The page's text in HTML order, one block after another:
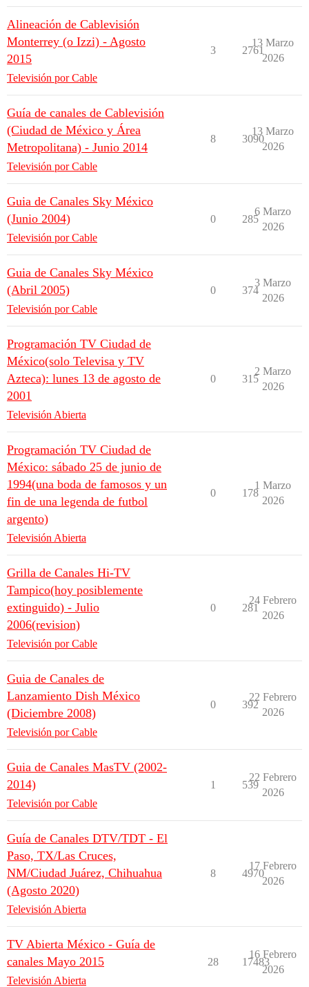
Alineación de Cablevisión
Monterrey (o Izzi) - Agosto
2015
Televisión por Cable
3 2761
13 Marzo
2026
Guía de canales de Cablevisión
(Ciudad de México y Área
Metropolitana) - Junio 2014
Televisión por Cable
8 3090
13 Marzo
2026
Guia de Canales Sky México
(Junio 2004)
Televisión por Cable
0 285
6 Marzo
2026
Guia de Canales Sky México
(Abril 2005)
Televisión por Cable
0 374
3 Marzo
2026
Programación TV Ciudad de
México(solo Televisa y TV
Azteca): lunes 13 de agosto de
2001
Televisión Abierta
0 315
2 Marzo
2026
Programación TV Ciudad de
México: sábado 25 de junio de
1994(una boda de famosos y un
fin de una legenda de futbol
argento)
Televisión Abierta
0 178
1 Marzo
2026
Grilla de Canales Hi-TV
Tampico(hoy posiblemente
extinguido) - Julio
2006(revision)
Televisión por Cable
0 281
24 Febrero
2026
Guia de Canales de
Lanzamiento Dish México
(Diciembre 2008)
Televisión por Cable
0 392
22 Febrero
2026
Guia de Canales MasTV (2002-
2014)
Televisión por Cable
1 539
22 Febrero
2026
Guía de Canales DTV/TDT - El
Paso, TX/Las Cruces,
NM/Ciudad Juárez, Chihuahua
(Agosto 2020)
Televisión Abierta
8 4970
17 Febrero
2026
TV Abierta México - Guía de
canales Mayo 2015
Televisión Abierta
28 17483
16 Febrero
2026